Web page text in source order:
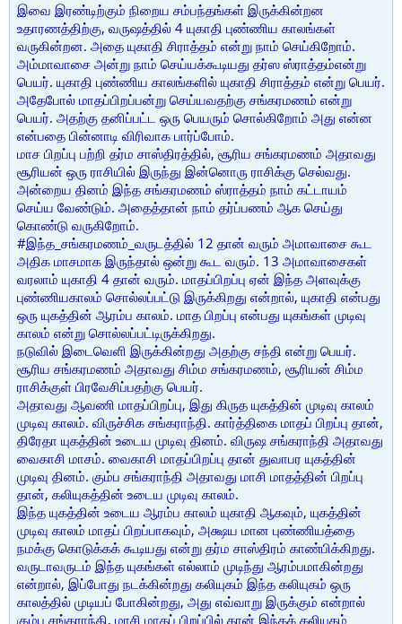
இவை இரண்டிற்கும் நிறைய சம்பந்தங்கள் இருக்கின்றன
உதாரணத்திற்கு, வருஷத்தில் 4 யுகாதி புண்ணிய காலங்கள்
வருகின்றன. அதை யுகாதி சிராத்தம் என்று நாம் செய்கிறோம்.
அம்மாவாசை அன்று நாம் செய்யக்கூடியது தர்ஸ ஸ்ராத்தம்என்று
பெயர். யுகாதி புண்ணிய காலங்களில் யுகாதி சிராத்தம் என்று பெயர்.
அதேபோல் மாதப்பிறப்பன்று செய்யவதற்கு சங்கரமணம் என்று
பெயர். அதற்கு தனிப்பட்ட ஒரு பெயரும் சொல்கிறோம் அது என்ன
என்பதை பின்னாடி விரிவாக பார்ப்போம்.
மாச பிறப்பு பற்றி தர்ம சாஸ்திரத்தில், சூரிய சங்கரமணம் அதாவது
சூரியன் ஒரு ராசியில் இருந்து இன்னொரு ராசிக்கு செல்வது.
அன்றைய தினம் இந்த சங்கரமணம் ஸ்ராத்தம் நாம் கட்டாயம்
செய்ய வேண்டும். அதைத்தான் நாம் தர்ப்பணம் ஆக செய்து
கொண்டு வருகிறோம்.
#இந்த_சங்கரமணம்_வருடத்தில் 12 தான் வரும் அமாவாசை கூட
அதிக மாசமாக இருந்தால் ஒன்று கூட வரும். 13 அமாவாசைகள்
வரலாம் யுகாதி 4 தான் வரும். மாதப்பிறப்பு ஏன் இந்த அளவுக்கு
புண்ணியகாலம் சொல்லப்பட்டு இருக்கிறது என்றால், யுகாதி என்பது
ஒரு யுகத்தின் ஆரம்ப காலம். மாத பிறப்பு என்பது யுகங்கள் முடிவு
காலம் என்று சொல்லப்பட்டிருக்கிறது.
நடுவில் இடைவெளி இருக்கின்றது அதற்கு சந்தி என்று பெயர்.
சூரிய சங்கரமணம் அதாவது சிம்ம சங்கரமணம், சூரியன் சிம்ம
ராசிக்குள் பிரவேசிப்பதற்கு பெயர்.
அதாவது ஆவணி மாதப்பிறப்பு, இது கிருத யுகத்தின் முடிவு காலம்
முடிவு காலம். விருச்சிக சங்கராந்தி. கார்த்திகை மாதப் பிறப்பு தான்,
திரேதா யுகத்தின் உடைய முடிவு தினம். விருஷ சங்கராந்தி அதாவது
வைகாசி மாசம். வைகாசி மாதப்பிறப்பு தான் துவாபர யுகத்தின்
முடிவு தினம். கும்ப சங்கராந்தி அதாவது மாசி மாதத்தின் பிறப்பு
தான், கலியுகத்தின் உடைய முடிவு காலம்.
இந்த யுகத்தின் உடைய ஆரம்ப காலம் யுகாதி ஆகவும், யுகத்தின்
முடிவு காலம் மாதப் பிறப்பாகவும், அக்ஷய மான புண்ணியத்தை
நமக்கு கொடுக்கக் கூடியது என்று தர்ம சாஸ்திரம் காண்பிக்கிறது.
வருடாவருடம் இந்த யுகங்கள் எல்லாம் முடிந்து ஆரம்பமாகின்றது
என்றால், இப்போது நடக்கின்றது கலியுகம் இந்த கலியுகம் ஒரு
காலத்தில் முடியப் போகின்றது, அது எவ்வாறு இருக்கும் என்றால்
கும்ப சங்கராந்தி, மாசி மாதப் பிறப்பில் தான் இந்தக் கலியுகம்